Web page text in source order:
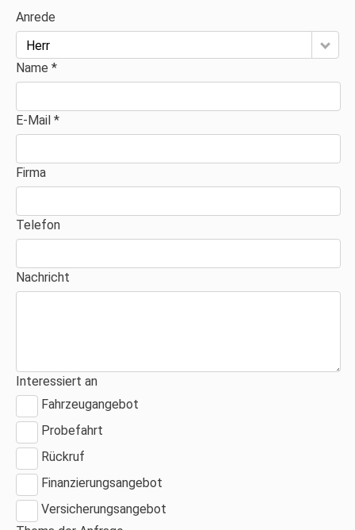
Anrede
Herr
Name *
E-Mail *
Firma
Telefon
Nachricht
Interessiert an
Fahrzeugangebot
Probefahrt
Rückruf
Finanzierungsangebot
Versicherungsangebot